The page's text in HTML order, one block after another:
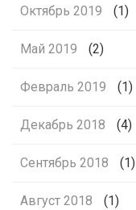
Октябрь 2019 (1)
Май 2019 (2)
Февраль 2019 (1)
Декабрь 2018 (4)
Сентябрь 2018 (1)
Август 2018 (1)